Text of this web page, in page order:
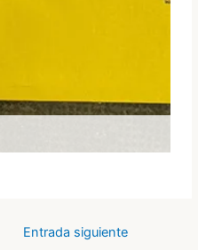
Entrada siguiente